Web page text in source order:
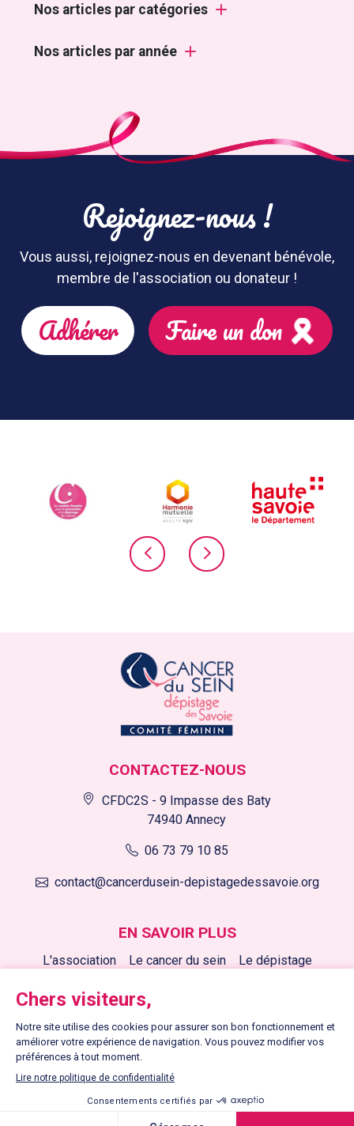
Nos articles par catégories
Nos articles par année
Rejoignez-nous !
Vous aussi, rejoignez-nous en devenant bénévole,
membre de l'association ou donateur !
Adhérer Faire un don
CONTACTEZ-NOUS
CFDC2S - 9 Impasse des Baty
74940 Annecy
06 73 79 10 85
contact@cancerdusein-depistagedessavoie.org
EN SAVOIR PLUS
L'association Le cancer du sein
Le dépistage
LIENS UTILES
Contactez-nous
Copyright © 2026 Cancer du sein, dépistage des Savoie - Tous